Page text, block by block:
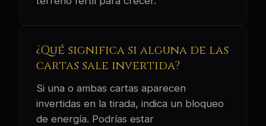
¿Qué significa si alguna de las
cartas sale invertida?
Si una o ambas cartas aparecen
invertidas en la tirada, indica un bloqueo
de energía. Podrías estar